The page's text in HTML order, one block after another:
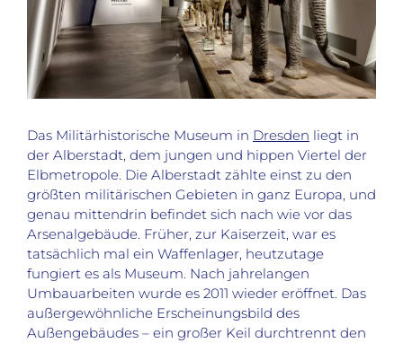
Das Militärhistorische Museum in Dresden liegt in
der Alberstadt, dem jungen und hippen Viertel der
Elbmetropole. Die Alberstadt zählte einst zu den
größten militärischen Gebieten in ganz Europa, und
genau mittendrin befindet sich nach wie vor das
Arsenalgebäude. Früher, zur Kaiserzeit, war es
tatsächlich mal ein Waffenlager, heutzutage
fungiert es als Museum. Nach jahrelangen
Umbauarbeiten wurde es 2011 wieder eröffnet. Das
außergewöhnliche Erscheinungsbild des
Außengebäudes – ein großer Keil durchtrennt den